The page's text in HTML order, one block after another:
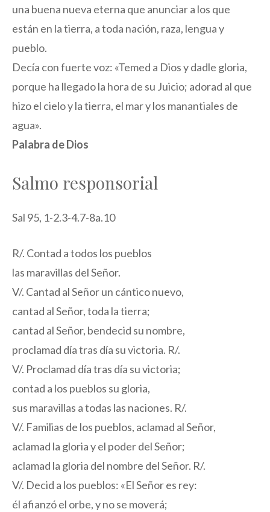
una buena nueva eterna que anunciar a los que
están en la tierra, a toda nación, raza, lengua y
pueblo.
Decía con fuerte voz: «Temed a Dios y dadle gloria,
porque ha llegado la hora de su Juicio; adorad al que
hizo el cielo y la tierra, el mar y los manantiales de
agua».
Palabra de Dios
Salmo responsorial
Sal 95, 1-2.3-4.7-8a.10
R/. Contad a todos los pueblos
las maravillas del Señor.
V/. Cantad al Señor un cántico nuevo,
cantad al Señor, toda la tierra;
cantad al Señor, bendecid su nombre,
proclamad día tras día su victoria. R/.
V/. Proclamad día tras día su victoria;
contad a los pueblos su gloria,
sus maravillas a todas las naciones. R/.
V/. Familias de los pueblos, aclamad al Señor,
aclamad la gloria y el poder del Señor;
aclamad la gloria del nombre del Señor. R/.
V/. Decid a los pueblos: «El Señor es rey:
él afianzó el orbe, y no se moverá;